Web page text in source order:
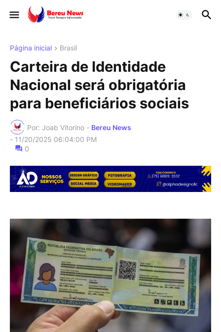
Página inicial Brasil
Carteira de Identidade
Nacional será obrigatória
para beneficiários sociais
Por: Joab Vitorino - Bereu News
- 11/20/2025 06:04:00 PM
0